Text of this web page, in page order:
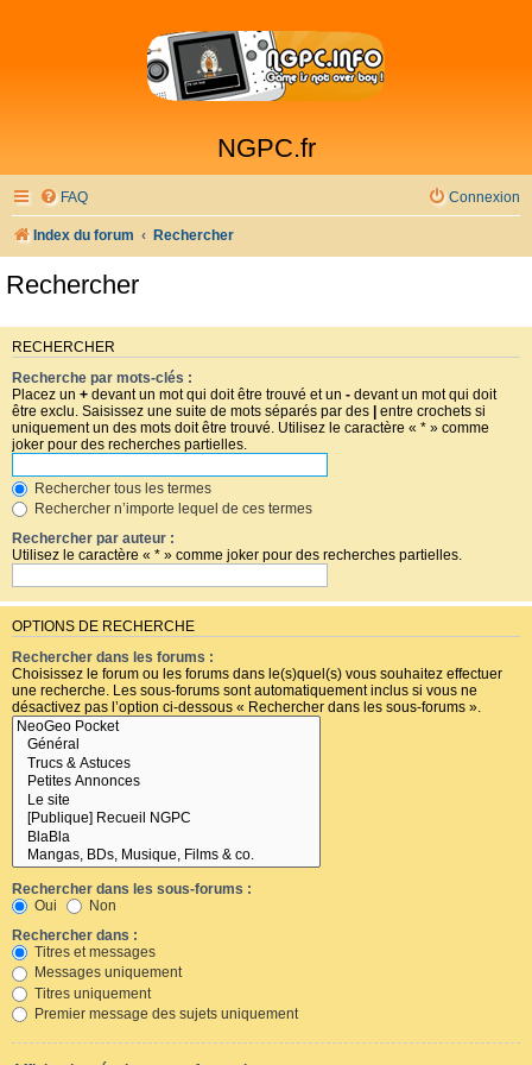
NGPC.fr
FAQ Connexion
Index du forum Rechercher
Rechercher
RECHERCHER
Recherche par mots-clés :
Placez un + devant un mot qui doit être trouvé et un - devant un mot qui doit
être exclu. Saisissez une suite de mots séparés par des | entre crochets si
uniquement un des mots doit être trouvé. Utilisez le caractère « * » comme
joker pour des recherches partielles.
Rechercher tous les termes
Rechercher n’importe lequel de ces termes
Rechercher par auteur :
Utilisez le caractère « * » comme joker pour des recherches partielles.
OPTIONS DE RECHERCHE
Rechercher dans les forums :
Choisissez le forum ou les forums dans le(s)quel(s) vous souhaitez effectuer
une recherche. Les sous-forums sont automatiquement inclus si vous ne
désactivez pas l’option ci-dessous « Rechercher dans les sous-forums ».
Rechercher dans les sous-forums :
Oui
Non
Rechercher dans :
Titres et messages
Messages uniquement
Titres uniquement
Premier message des sujets uniquement